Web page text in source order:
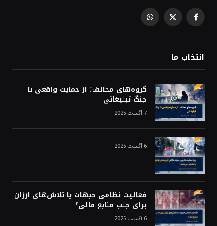
Facebook
X
WhatsApp
انتخاب ما
گروه‌های مخالف؛ از حمایت واقعی تا
جنگ تبلیغاتی
7 آگست 2026
6 آگست 2026
فعالیت نظامی جبهات یا تلاش‌های ارزان
برای جلب منابع مالی؟
6 آگست 2026